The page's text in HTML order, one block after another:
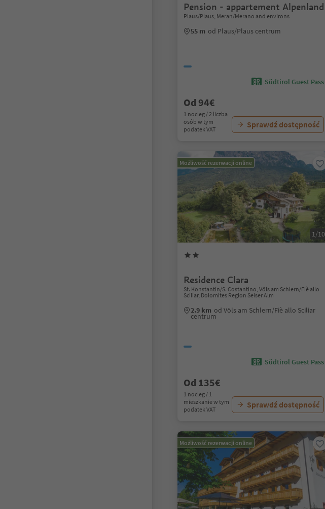
Pension - appartement Alpenland
Plaus/Plaus, Meran/Merano and environs
55 m od Plaus/Plaus centrum
Südtirol Guest Pass
Od 94€
1 nocleg / 2 liczba
osób w tym
podatek VAT
Sprawdź dostępność
Możliwość rezerwacji online
1/10
Residence Clara
St. Konstantin/S. Costantino, Völs am Schlern/Fiè allo
Sciliar, Dolomites Region Seiser Alm
2.9 km od Völs am Schlern/Fiè allo Sciliar
centrum
Südtirol Guest Pass
Od 135€
1 nocleg / 1
mieszkanie w tym
podatek VAT
Sprawdź dostępność
Możliwość rezerwacji online